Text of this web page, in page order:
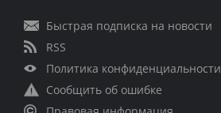
Быстрая подписка на новости
RSS
Политика конфиденциальности
Сообщить об ошибке